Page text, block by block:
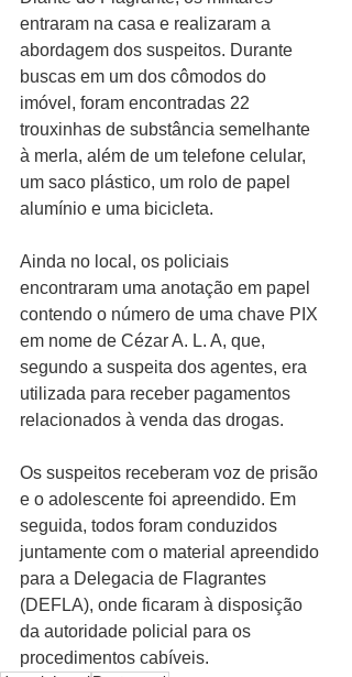
entraram na casa e realizaram a
abordagem dos suspeitos. Durante
buscas em um dos cômodos do
imóvel, foram encontradas 22
trouxinhas de substância semelhante
à merla, além de um telefone celular,
um saco plástico, um rolo de papel
alumínio e uma bicicleta.
Ainda no local, os policiais
encontraram uma anotação em papel
contendo o número de uma chave PIX
em nome de Cézar A. L. A, que,
segundo a suspeita dos agentes, era
utilizada para receber pagamentos
relacionados à venda das drogas.
Os suspeitos receberam voz de prisão
e o adolescente foi apreendido. Em
seguida, todos foram conduzidos
juntamente com o material apreendido
para a Delegacia de Flagrantes
(DEFLA), onde ficaram à disposição
da autoridade policial para os
procedimentos cabíveis.